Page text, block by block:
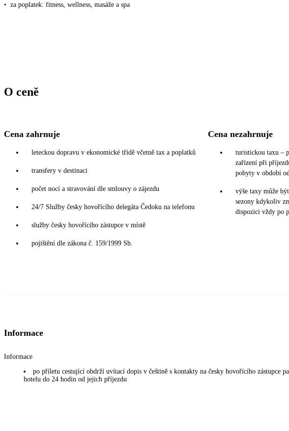
• za poplatek: fitness, wellness, masáže a spa
O ceně
Cena zahrnuje
leteckou dopravu v ekonomické třídě včetně tax a poplatků
transfery v destinaci
počet nocí a stravování dle smlouvy o zájezdu
24/7 Služby česky hovořícího delegáta Čedoku na telefonu
služby česky hovořícího zástupce v místě
pojištění dle zákona č. 159/1999 Sb.
Cena nezahrnuje
turistickou taxu –
zařízení při
pobyty v období
výše taxy může
sezony kdykoliv
dispozici vždy po
Informace
Informace
po příletu cestující obdrží uvítací dopis v češtině s kontakty na česky hovořícího zástupce
hotelu do 24 hodin od jejich příjezdu